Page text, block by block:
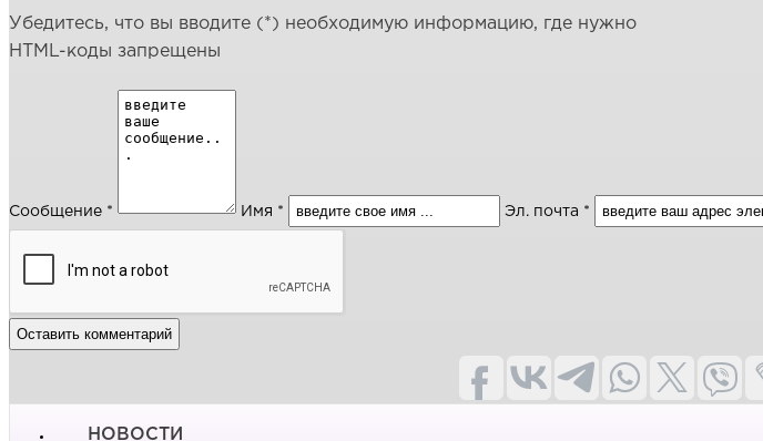
Убедитесь, что вы вводите (*) необходимую информацию, где нужно
HTML-коды запрещены
Сообщение * Имя * Эл. почта *
НОВОСТИ